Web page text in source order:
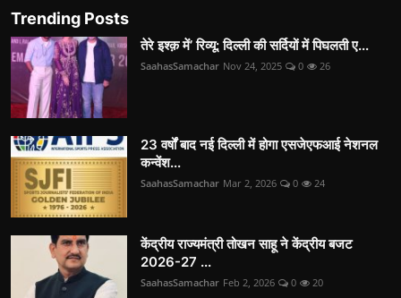
Trending Posts
तेरे इश्क़ में’ रिव्यू: दिल्ली की सर्दियों में पिघलती ए...
SaahasSamachar Nov 24, 2025 0 26
23 वर्षों बाद नई दिल्ली में होगा एसजेएफआई नेशनल
कन्वेंश...
SaahasSamachar Mar 2, 2026 0 24
केंद्रीय राज्यमंत्री तोखन साहू ने केंद्रीय बजट
2026-27 ...
SaahasSamachar Feb 2, 2026 0 20